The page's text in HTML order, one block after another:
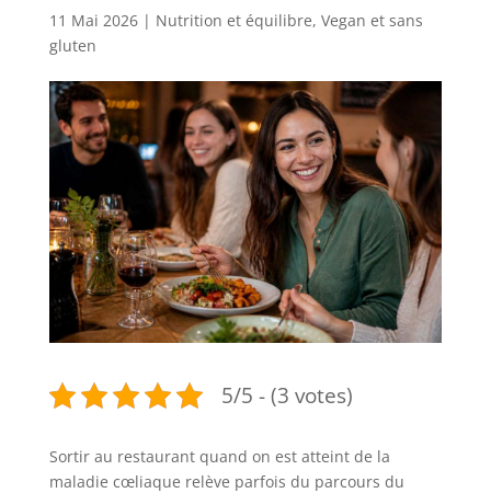
11 Mai 2026| Nutrition et équilibre, Vegan et sans
gluten
5/5 - (3 votes)
Sortir au restaurant quand on est atteint de la
maladie cœliaque relève parfois du parcours du